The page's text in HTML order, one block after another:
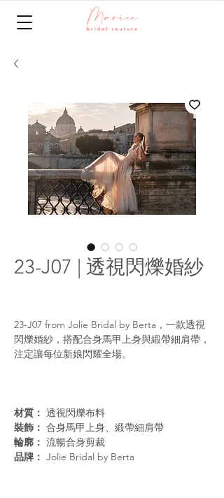
23-J07 | 透視閃爍婚紗
23-J07 from Jolie Bridal by Berta，一款透視
閃爍婚紗，搭配合身馬甲上身與緞帶細肩帶，
注定讓每位新娘閃耀全場。
材質： 透視閃爍布料
裝飾： 合身馬甲上身、緞帶細肩帶
輪廓： 流暢合身剪裁
品牌： Jolie Bridal by Berta